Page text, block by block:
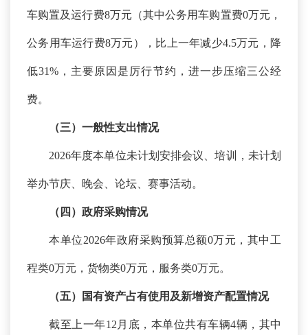
车购置及运行费8万元（其中公务用车购置费0万元，
公务用车运行费8万元），比上一年减少4.5万元，降
低31%，主要原因是厉行节约，进一步压缩三公经
费。
（三）一般性支出情况
2026年度本单位未计划安排会议、培训，未计划
举办节庆、晚会、论坛、赛事活动。
（四）政府采购情况
本单位2026年政府采购预算总额0万元，其中工
程类0万元，货物类0万元，服务类0万元。
（五）国有资产占有使用及新增资产配置情况
截至上一年12月底，本单位共有车辆4辆，其中